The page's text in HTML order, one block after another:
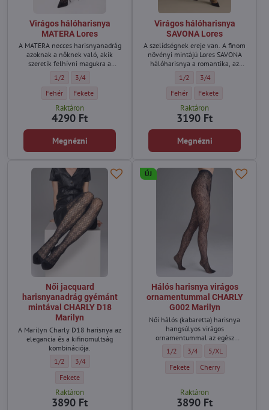
Virágos hálóharisnya
MATERA Lores
A MATERA necces harisnyanadrág
azoknak a nőknek való, akik
szeretik felhívni magukra a
ihlette kecses, fantasy minta hálós
szerkezettel kombinálva az első
kelt.
Virágos hálóharisnya MATERA Lores - Méret:
1/2 Virágos hálóharisnya MATERA Lores - Méret:
3/4
Virágos hálóharisnya MATERA Lores - Szín:
Fehér Virágos hálóharisnya MATERA Lores - Szín:
Fekete
Raktáron
4290 Ft
Megnézni
Virágos hálóharisnya
SAVONA Lores
A szelídségnek ereje van. A finom
növényi mintájú Lores SAVONA
hálóharisnya a romantika, az
Ideális nappalra és estére,
szoknyával és túlméretezett
pompájában – olasz minőség,
könnyedség és stílus.
Virágos hálóharisnya
1/2 Virágos hálóharisnya
3/4
Virágos hálóharisnya SAVONA
Fehér Virágos hálóharisnya
Fekete
Raktáron
3190 Ft
Megnézni
Női jacquard
harisnyanadrág gyémánt
mintával CHARLY D18
Marilyn
A Marilyn Charly D18 harisnya az
elegancia és a kifinomultság
kombinációja.
Női jacquard harisnyanadrág gyémánt mintával CHARLY D18 Marilyn
1/2 Női jacquard harisnyanadrág gyémánt mintával CHARLY D18
3/4
Női jacquard harisnyanadrág gyémánt mintával CHARLY D18
Fekete
Raktáron
3890 Ft
ÚJ
Hálós harisnya virágos
ornamentummal CHARLY
G002 Marilyn
Női hálós (kabaretta) harisnya
hangsúlyos virágos
ornamentummal az egész
hosszában.
Hálós harisnya virágos
1/2 Hálós harisnya virágos
3/4 Hálós harisnya
5/XL
Hálós harisnya virágos
Fekete Hálós harisnya
Cherry
Raktáron
3890 Ft